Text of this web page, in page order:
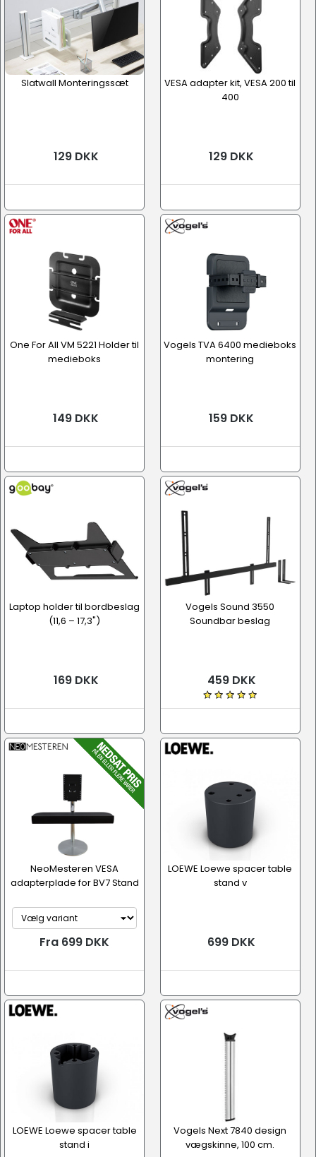
Slatwall Monteringssæt
129 DKK
VESA adapter kit, VESA 200 til
400
129 DKK
One For All VM 5221 Holder til
medieboks
149 DKK
Vogels TVA 6400 medieboks
montering
159 DKK
Laptop holder til bordbeslag
(11,6 – 17,3")
169 DKK
Vogels Sound 3550
Soundbar beslag
459 DKK
NeoMesteren VESA
adapterplade for BV7 Stand
Fra 699 DKK
LOEWE Loewe spacer table
stand v
699 DKK
LOEWE Loewe spacer table
stand i
Vogels Next 7840 design
vægskinne, 100 cm.